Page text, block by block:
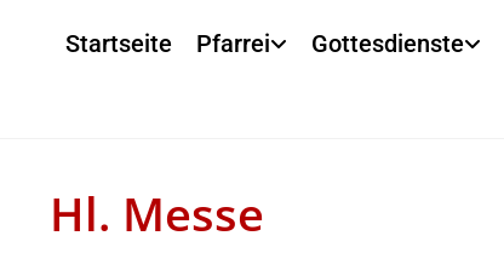
Startseite Pfarrei Gottesdienste
Hl. Messe